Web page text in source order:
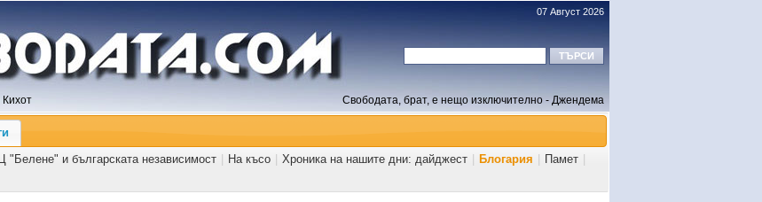
07 Август 2026
Свободата, брат, е нещо изключително - Джендема
"Белене" и българската независимост На късо Хроника на нашите дни: дайджест Блогария Памет